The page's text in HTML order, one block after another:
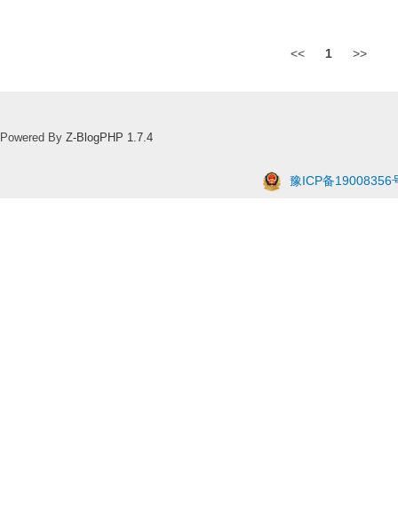
<< 1 >>
Powered By Z-BlogPHP 1.7.4
豫ICP备19008356